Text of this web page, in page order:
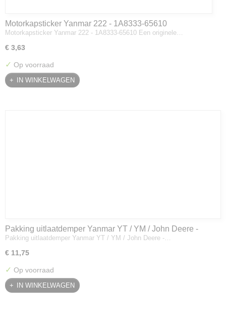
Motorkapsticker Yanmar 222 - 1A8333-65610
Motorkapsticker Yanmar 222 - 1A8333-65610 Een originele…
€ 3,63
✓ Op voorraad
IN WINKELWAGEN
Pakking uitlaatdemper Yanmar YT / YM / John Deere -
128300-13230
Pakking uitlaatdemper Yanmar YT / YM / John Deere -…
€ 11,75
✓ Op voorraad
IN WINKELWAGEN